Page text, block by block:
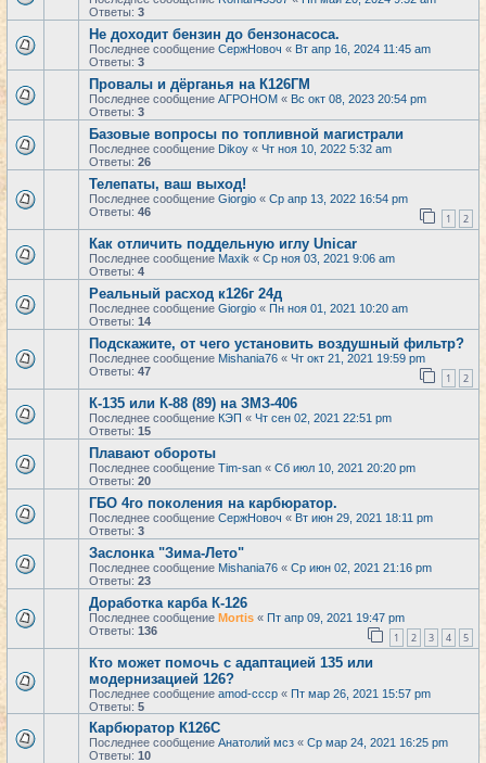
Ответы: 3
Не доходит бензин до бензонасоса.
Последнее сообщение СержНовоч « Вт апр 16, 2024 11:45 am
Ответы: 3
Провалы и дёрганья на К126ГМ
Последнее сообщение АГРОНОМ « Вс окт 08, 2023 20:54 pm
Ответы: 3
Базовые вопросы по топливной магистрали
Последнее сообщение Dikoy « Чт ноя 10, 2022 5:32 am
Ответы: 26
Телепаты, ваш выход!
Последнее сообщение Giorgio « Ср апр 13, 2022 16:54 pm
Ответы: 46 1 2
Как отличить поддельную иглу Unicar
Последнее сообщение Maxik « Ср ноя 03, 2021 9:06 am
Ответы: 4
Реальный расход к126г 24д
Последнее сообщение Giorgio « Пн ноя 01, 2021 10:20 am
Ответы: 14
Подскажите, от чего установить воздушный фильтр?
Последнее сообщение Mishania76 « Чт окт 21, 2021 19:59 pm
Ответы: 47 1 2
К-135 или К-88 (89) на ЗМЗ-406
Последнее сообщение КЭП « Чт сен 02, 2021 22:51 pm
Ответы: 15
Плавают обороты
Последнее сообщение Tim-san « Сб июл 10, 2021 20:20 pm
Ответы: 20
ГБО 4го поколения на карбюратор.
Последнее сообщение СержНовоч « Вт июн 29, 2021 18:11 pm
Ответы: 3
Заслонка "Зима-Лето"
Последнее сообщение Mishania76 « Ср июн 02, 2021 21:16 pm
Ответы: 23
Доработка карба К-126
Последнее сообщение Mortis « Пт апр 09, 2021 19:47 pm
Ответы: 136 1 2 3 4 5
Кто может помочь с адаптацией 135 или
модернизацией 126?
Последнее сообщение amod-cccp « Пт мар 26, 2021 15:57 pm
Ответы: 5
Карбюратор К126С
Последнее сообщение Анатолий мсз « Ср мар 24, 2021 16:25 pm
Ответы: 10